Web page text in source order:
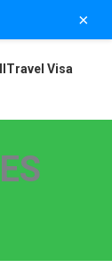
×
Travel Visa